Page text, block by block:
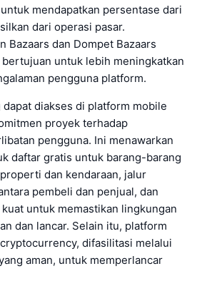
mendapatkan persentase dari
dari operasi pasar.
Bazaars dan Dompet Bazaars
untuk lebih meningkatkan
pengguna platform.
dapat diakses di platform mobile
proyek terhadap
pengguna. Ini menawarkan
daftar gratis untuk barang-barang
dan kendaraan, jalur
pembeli dan penjual, dan
untuk memastikan lingkungan
dan lancar. Selain itu, platform
difasilitasi melalui
aman, untuk memperlancar